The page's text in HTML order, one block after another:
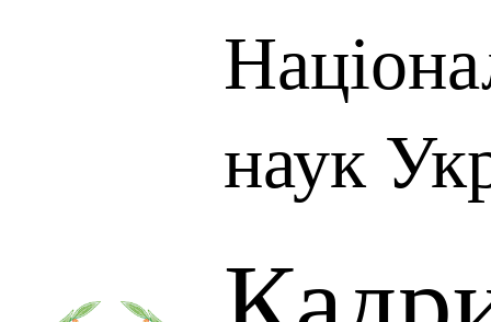
наук